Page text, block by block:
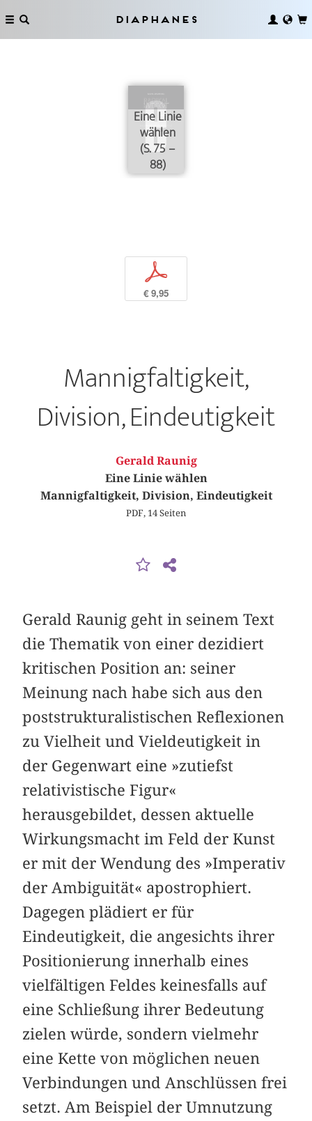
Diaphanes
Eine Linie
wählen
(S. 75 –
88)
p
€ 9,95
Mannigfaltigkeit,
Division, Eindeutigkeit
Gerald Raunig
Eine Linie wählen
Mannigfaltigkeit, Division, Eindeutigkeit
PDF, 14 Seiten
Gerald Raunig geht in seinem Text
die Thematik von einer dezidiert
kritischen Position an: seiner
Meinung nach habe sich aus den
poststrukturalistischen Reflexionen
zu Vielheit und Vieldeutigkeit in
der Gegenwart eine »zutiefst
relativistische Figur«
herausgebildet, dessen aktuelle
Wirkungsmacht im Feld der Kunst
er mit der Wendung des »Imperativ
der Ambiguität« apostrophiert.
Dagegen plädiert er für
Eindeutigkeit, die angesichts ihrer
Positionierung innerhalb eines
vielfältigen Feldes keinesfalls auf
eine Schließung ihrer Bedeutung
zielen würde, sondern vielmehr
eine Kette von möglichen neuen
Verbindungen und Anschlüssen frei
setzt. Am Beispiel der Umnutzung